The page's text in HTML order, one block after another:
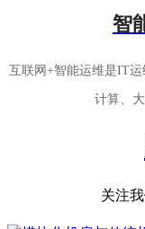
智
互联网+智能运维是IT
计算、
关注